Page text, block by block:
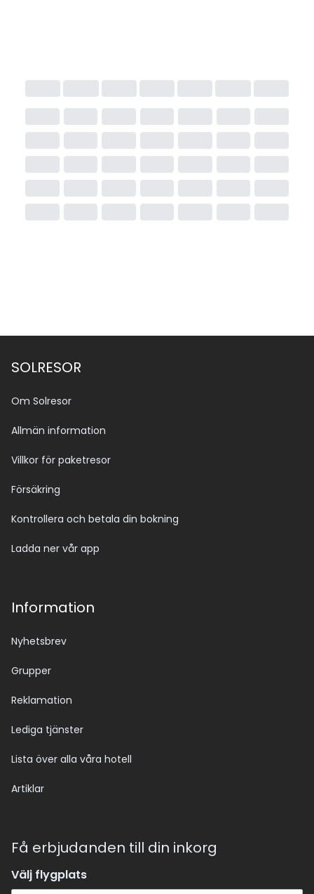
SOLRESOR
Om Solresor
Allmän information
Villkor för paketresor
Försäkring
Kontrollera och betala din bokning
Ladda ner vår app
Information
Nyhetsbrev
Grupper
Reklamation
Lediga tjänster
Lista över alla våra hotell
Artiklar
Få erbjudanden till din inkorg
Välj flygplats